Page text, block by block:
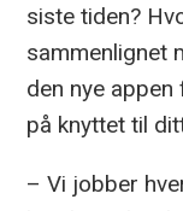
siste tiden?
sammenlignet
den nye
på knyttet til
– Vi jobber